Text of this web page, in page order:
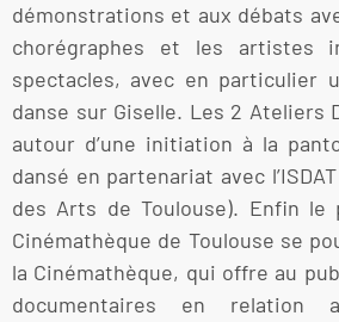
démonstrations et aux débats
chorégraphes et les artistes
spectacles, avec en particulier
danse sur Giselle. Les 2 Ateliers
autour d’une initiation à la
dansé en partenariat avec
des Arts de Toulouse). Enfin le
Cinémathèque de Toulouse se
la Cinémathèque, qui offre au
documentaires en relation